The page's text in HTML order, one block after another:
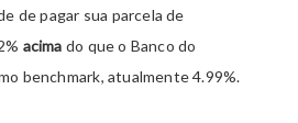
de pagar sua parcela de
acima do que o Banco do
benchmark, atualmente 4.99%.